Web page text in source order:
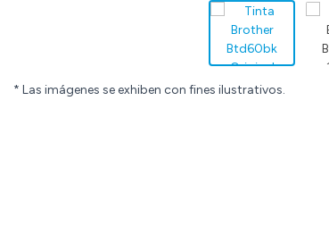
* Las imágenes se exhiben con fines ilustrativos.